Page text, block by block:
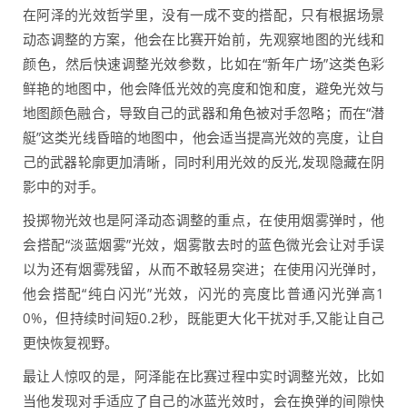
在阿泽的光效哲学里，没有一成不变的搭配，只有根据场景
动态调整的方案，他会在比赛开始前，先观察地图的光线和
颜色，然后快速调整光效参数，比如在“新年广场”这类色彩
鲜艳的地图中，他会降低光效的亮度和饱和度，避免光效与
地图颜色融合，导致自己的武器和角色被对手忽略；而在“潜
艇”这类光线昏暗的地图中，他会适当提高光效的亮度，让自
己的武器轮廓更加清晰，同时利用光效的反光,发现隐藏在阴
影中的对手。
投掷物光效也是阿泽动态调整的重点，在使用烟雾弹时，他
会搭配“淡蓝烟雾”光效，烟雾散去时的蓝色微光会让对手误
以为还有烟雾残留，从而不敢轻易突进；在使用闪光弹时，
他会搭配“纯白闪光”光效，闪光的亮度比普通闪光弹高1
0%，但持续时间短0.2秒，既能更大化干扰对手,又能让自己
更快恢复视野。
最让人惊叹的是，阿泽能在比赛过程中实时调整光效，比如
当他发现对手适应了自己的冰蓝光效时，会在换弹的间隙快